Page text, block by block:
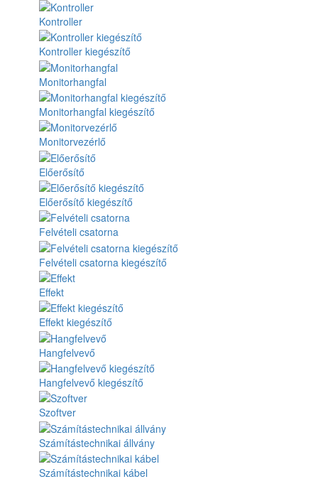
Kontroller
Kontroller kiegészítő
Monitorhangfal
Monitorhangfal kiegészítő
Monitorvezérlő
Előerősítő
Előerősítő kiegészítő
Felvételi csatorna
Felvételi csatorna kiegészítő
Effekt
Effekt kiegészítő
Hangfelvevő
Hangfelvevő kiegészítő
Szoftver
Számítástechnikai állvány
Számítástechnikai kábel